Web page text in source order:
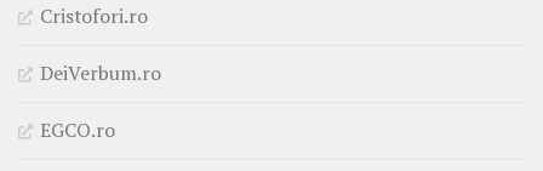
Cristofori.ro
DeiVerbum.ro
EGCO.ro